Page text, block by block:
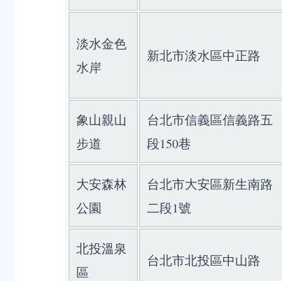
淡水金色
水岸
新北市淡水區中正路
象山親山
步道
台北市信義區信義路五
段150巷
大安森林
公園
台北市大安區新生南路
二段1號
北投溫泉
區
台北市北投區中山路